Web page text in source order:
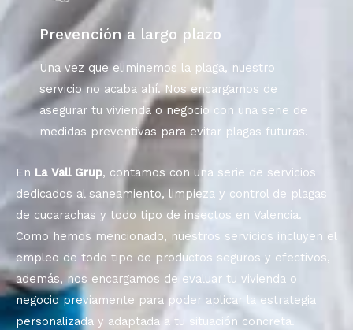
Prevención a largo plazo
Una vez que eliminemos la plaga, nuestro
servicio no acaba ahí. Nos encargamos de
asegurar tu vivienda o negocio con una serie de
medidas preventivas para evitar plagas futuras.
En La Vall Grup, contamos con una serie de servicios
dedicados al saneamiento, limpieza y control de plagas
de cucarachas y todo tipo de insectos en Valencia.
Como hemos mencionado, nuestros servicios incluyen el
empleo de todo tipo de productos seguros y efectivos,
además, nos encargamos de evaluar tu vivienda o
negocio previamente para poder aplicar la estrategia
personalizada y adaptada a tu situación concreta.